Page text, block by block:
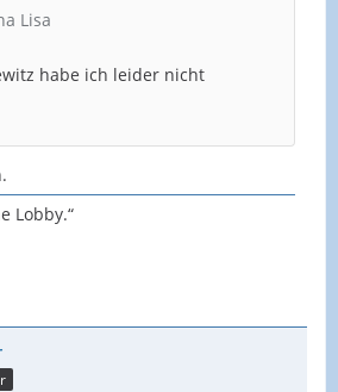
Lisa
habe ich leider nicht
Lobby.“